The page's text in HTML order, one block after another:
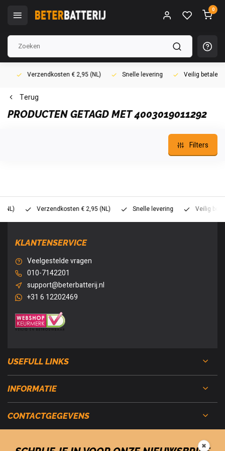
0
Verzendkosten € 2,95 (NL) Snelle levering Veilig betalen
Terug
PRODUCTEN GETAGD MET 4003019011292
Filters
Verzendkosten € 2,95 (NL) Snelle levering Veilig betalen
KLANTENSERVICE
Veelgestelde vragen
010-7142201
support@beterbatterij.nl
+31 6 12202469
USEFULL LINKS
INFORMATIE
CONTACTGEGEVENS
✖